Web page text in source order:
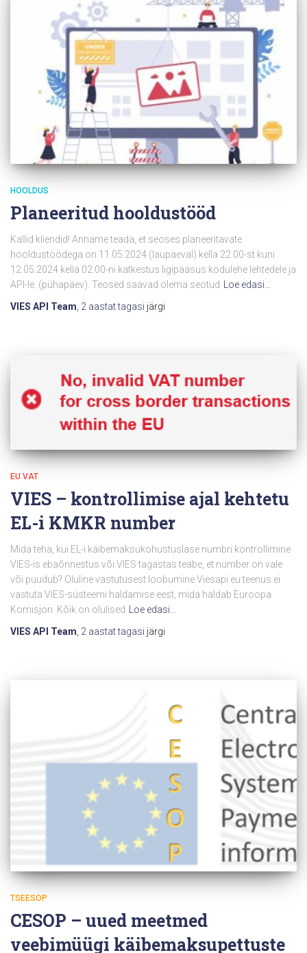
HOOLDUS
Planeeritud hooldustööd
Kallid kliendid! Anname teada, et seoses planeeritavate
hooldustöödega on 11.05.2024 (laupäeval) kella 22.00-st kuni
12.05.2024 kella 02.00-ni katkestus ligipääsus kodulehe lehtedele ja
API-le. (pühapäev). Teosed saavad olema seotud
Loe edasi…
VIES API Team 2 aastattagasi järgi
EU VAT
VIES – kontrollimise ajal kehtetu
EL-i KMKR number
Mida teha, kui EL-i käibemaksukohustuslase numbri kontrollimine
VIES-is ebaõnnestus või VIES tagastas teabe, et number on vale
või puudub? Oluline vastutusest loobumine Viesapi.eu teenus ei
vastuta VIES-süsteemi haldamise eest, mida haldab Euroopa
Komisjon. Kõik on olulised Loe edasi…
VIES API Team, 2 aastattagasi järgi
TSEESOP
CESOP – uued meetmed
veebimüügi käibemaksupettuste